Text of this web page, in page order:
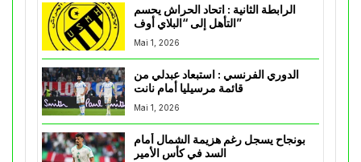
الرابطة الثانية : اتحاد الحراش يحسم
التأهل إلى “البلاي أوف”
Mai 1, 2026
الدوري الفرنسي : استبعاد عبدلي من
قائمة مرسيليا أمام نانت
Mai 1, 2026
بونجاح يسجل رغم هزيمة الشمال أمام
السد في كأس الأمير